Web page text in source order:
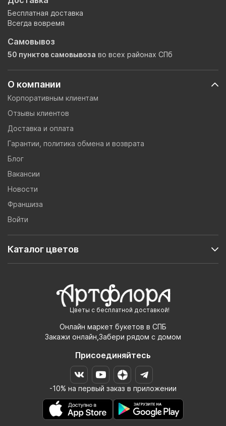
Цветы с бесплатной доставкой!
Онлайн маркет букетов в СПБ
Закажи онлайн,Забери рядом с домом
Присоединяйтесь
-10% на первый заказ в приложении
О компании
Корпоративным клиентам
Отзывы клиентов
Доставка и оплата
Гарантии, политика обмена и возврата
Блог
Вакансии
Новости
Франшиза
Войти
Каталог цветов
Бесплатная доставка
Всегда вовремя
Самовывоз
50 пунктов самовывоза во всех районах СПб